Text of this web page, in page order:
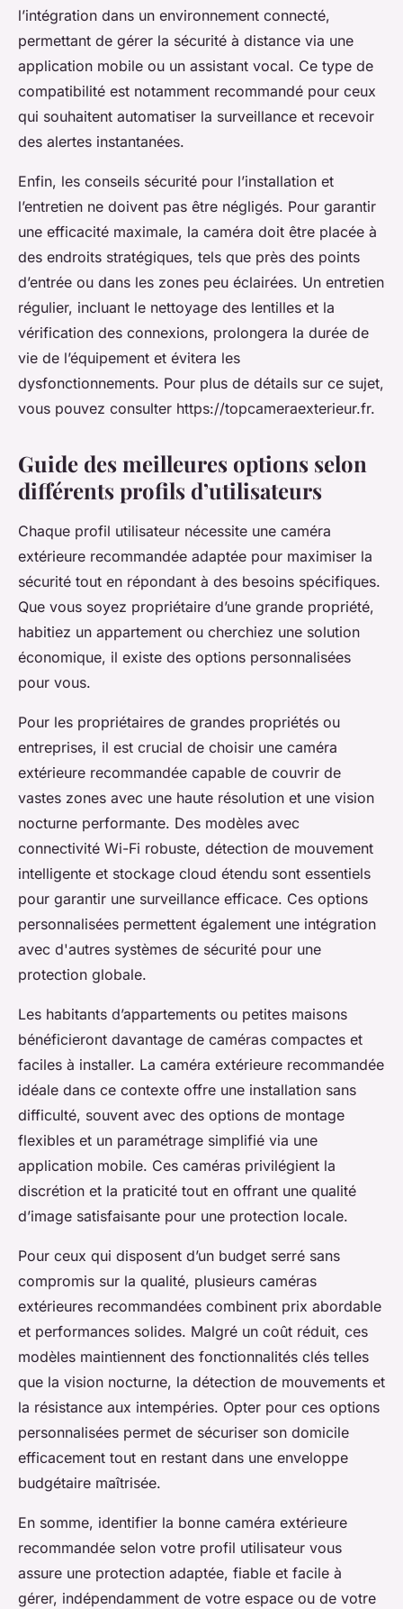
l’intégration dans un environnement connecté,
permettant de gérer la sécurité à distance via une
application mobile ou un assistant vocal. Ce type de
compatibilité est notamment recommandé pour ceux
qui souhaitent automatiser la surveillance et recevoir
des alertes instantanées.
Enfin, les conseils sécurité pour l’installation et
l’entretien ne doivent pas être négligés. Pour garantir
une efficacité maximale, la caméra doit être placée à
des endroits stratégiques, tels que près des points
d’entrée ou dans les zones peu éclairées. Un entretien
régulier, incluant le nettoyage des lentilles et la
vérification des connexions, prolongera la durée de
vie de l’équipement et évitera les
dysfonctionnements. Pour plus de détails sur ce sujet,
vous pouvez consulter https://topcameraexterieur.fr.
Guide des meilleures options selon
différents profils d’utilisateurs
Chaque profil utilisateur nécessite une caméra
extérieure recommandée adaptée pour maximiser la
sécurité tout en répondant à des besoins spécifiques.
Que vous soyez propriétaire d’une grande propriété,
habitiez un appartement ou cherchiez une solution
économique, il existe des options personnalisées
pour vous.
Pour les propriétaires de grandes propriétés ou
entreprises, il est crucial de choisir une caméra
extérieure recommandée capable de couvrir de
vastes zones avec une haute résolution et une vision
nocturne performante. Des modèles avec
connectivité Wi-Fi robuste, détection de mouvement
intelligente et stockage cloud étendu sont essentiels
pour garantir une surveillance efficace. Ces options
personnalisées permettent également une intégration
avec d'autres systèmes de sécurité pour une
protection globale.
Les habitants d’appartements ou petites maisons
bénéficieront davantage de caméras compactes et
faciles à installer. La caméra extérieure recommandée
idéale dans ce contexte offre une installation sans
difficulté, souvent avec des options de montage
flexibles et un paramétrage simplifié via une
application mobile. Ces caméras privilégient la
discrétion et la praticité tout en offrant une qualité
d’image satisfaisante pour une protection locale.
Pour ceux qui disposent d’un budget serré sans
compromis sur la qualité, plusieurs caméras
extérieures recommandées combinent prix abordable
et performances solides. Malgré un coût réduit, ces
modèles maintiennent des fonctionnalités clés telles
que la vision nocturne, la détection de mouvements et
la résistance aux intempéries. Opter pour ces options
personnalisées permet de sécuriser son domicile
efficacement tout en restant dans une enveloppe
budgétaire maîtrisée.
En somme, identifier la bonne caméra extérieure
recommandée selon votre profil utilisateur vous
assure une protection adaptée, fiable et facile à
gérer, indépendamment de votre espace ou de votre